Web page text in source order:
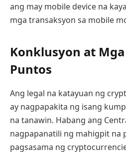
ang may mobile device na
mga transaksyon sa mobile
Konklusyon at
Puntos
Ang legal na katayuan ng
ay nagpapakita ng isang
na tanawin. Habang ang
nagpapanatili ng mahigpit na
pagsasama ng